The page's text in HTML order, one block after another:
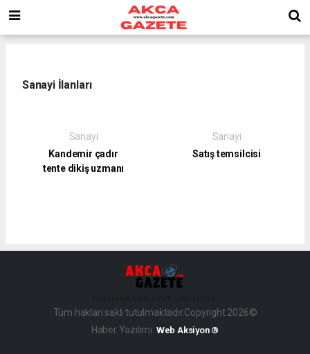
Sanayi İlanları
Sanayi
Kandemir çadır
tente dikiş uzmanı
Sanayi
Satış temsilcisi
Tüm hakları saklı tutulmaktadır.Copyright 2026©
Haber Yazılımı: Web Aksiyon ®